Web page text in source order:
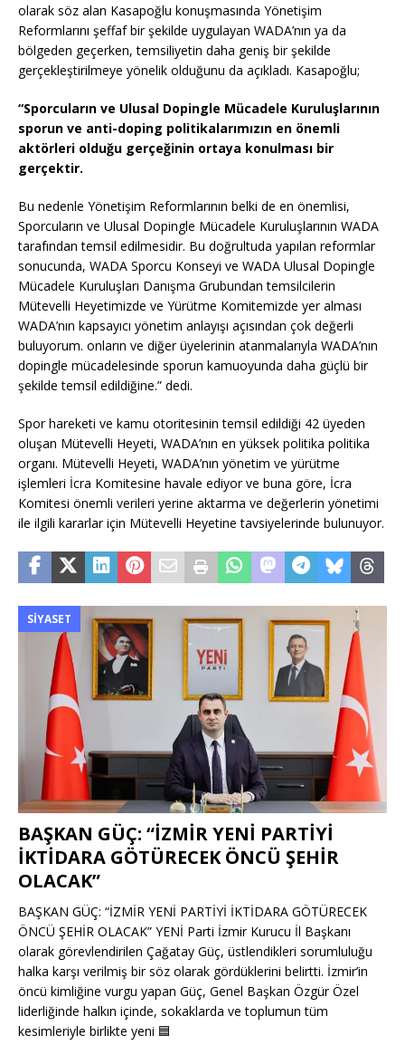
olarak söz alan Kasapoğlu konuşmasında Yönetişim
Reformlarını şeffaf bir şekilde uygulayan WADA’nın ya da
bölgeden geçerken, temsiliyetin daha geniş bir şekilde
gerçekleştirilmeye yönelik olduğunu da açıkladı. Kasapoğlu;
“Sporcuların ve Ulusal Dopingle Mücadele Kuruluşlarının
sporun ve anti-doping politikalarımızın en önemli
aktörleri olduğu gerçeğinin ortaya konulması bir
gerçektir.
Bu nedenle Yönetişim Reformlarının belki de en önemlisi,
Sporcuların ve Ulusal Dopingle Mücadele Kuruluşlarının WADA
tarafından temsil edilmesidir. Bu doğrultuda yapılan reformlar
sonucunda, WADA Sporcu Konseyi ve WADA Ulusal Dopingle
Mücadele Kuruluşları Danışma Grubundan temsilcilerin
Mütevelli Heyetimizde ve Yürütme Komitemizde yer alması
WADA’nın kapsayıcı yönetim anlayışı açısından çok değerli
buluyorum. onların ve diğer üyelerinin atanmalarıyla WADA’nın
dopingle mücadelesinde sporun kamuoyunda daha güçlü bir
şekilde temsil edildiğine.” dedi.
Spor hareketi ve kamu otoritesinin temsil edildiği 42 üyeden
oluşan Mütevelli Heyeti, WADA’nın en yüksek politika politika
organı. Mütevelli Heyeti, WADA’nın yönetim ve yürütme
işlemleri İcra Komitesine havale ediyor ve buna göre, İcra
Komitesi önemli verileri yerine aktarma ve değerlerin yönetimi
ile ilgili kararlar için Mütevelli Heyetine tavsiyelerinde bulunuyor.
SIYASET
BAŞKAN GÜÇ: “İZMİR YENİ PARTİYİ
İKTİDARA GÖTÜRECEK ÖNCÜ ŞEHİR
OLACAK”
BAŞKAN GÜÇ: “İZMİR YENİ PARTİYİ İKTİDARA GÖTÜRECEK
ÖNCÜ ŞEHİR OLACAK” YENİ Parti İzmir Kurucu İl Başkanı
olarak görevlendirilen Çağatay Güç, üstlendikleri sorumluluğu
halka karşı verilmiş bir söz olarak gördüklerini belirtti. İzmir’in
öncü kimliğine vurgu yapan Güç, Genel Başkan Özgür Özel
liderliğinde halkın içinde, sokaklarda ve toplumun tüm
kesimleriyle birlikte yeni 🟦